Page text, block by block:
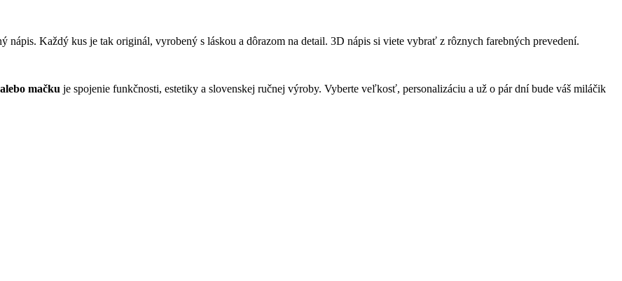
nápis. Každý kus je tak originál, vyrobený s láskou a dôrazom na detail. 3D nápis si viete vybrať z rôznych farebných prevedení.
mačku je spojenie funkčnosti, estetiky a slovenskej ručnej výroby. Vyberte veľkosť, personalizáciu a už o pár dní bude váš miláčik